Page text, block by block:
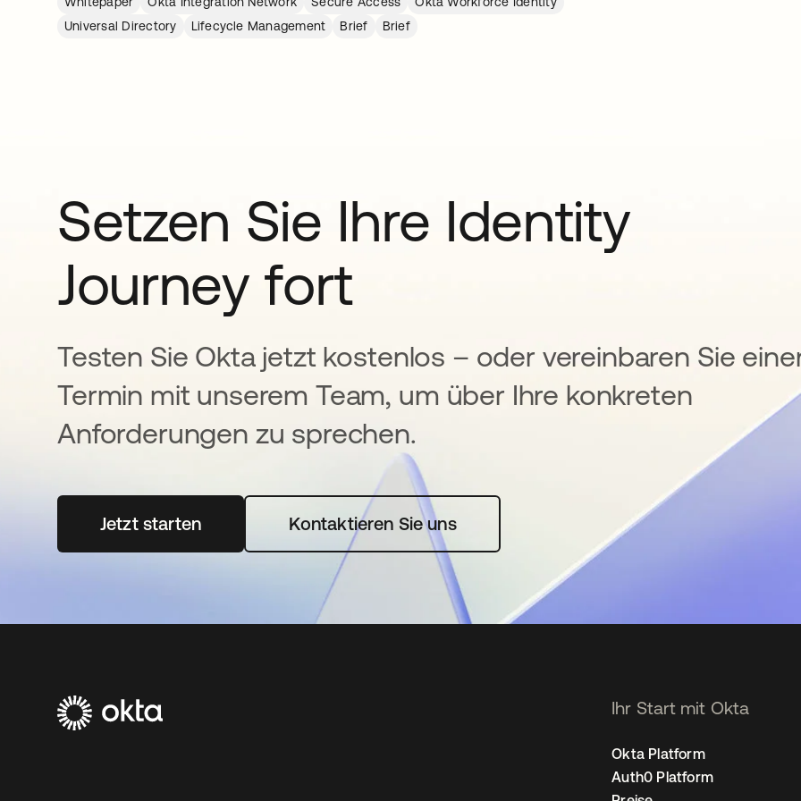
Universal Directory
Lifecycle Management Brief Brief
Setzen Sie Ihre Identity
Journey fort
Testen Sie Okta jetzt kostenlos – oder vereinbaren Sie
Termin mit unserem Team, um über Ihre konkreten
Anforderungen zu sprechen.
Jetzt startenwird in einer neuen Registerkarte geöffnet
Kontaktieren Sie uns
Ihr Start mit Okta
Okta Platform
Auth0 Platform